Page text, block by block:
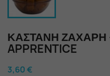
ΚΑΣΤΑΝΉ ΖΆΧΑΡΗ
APPRENTICE
3,60 €